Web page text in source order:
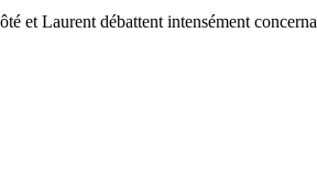
et Laurent débattent intensément